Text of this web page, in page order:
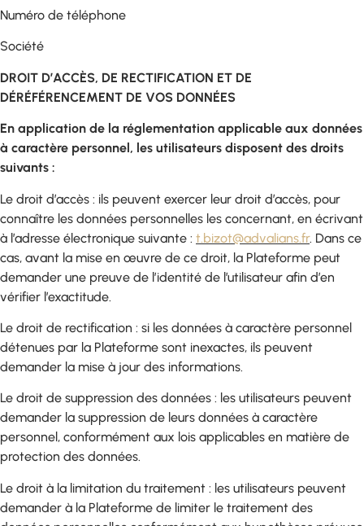
Numéro de téléphone
Société
DROIT D’ACCÈS, DE RECTIFICATION ET DE
DÉRÉFÉRENCEMENT DE VOS DONNÉES
En application de la réglementation applicable aux données
à caractère personnel, les utilisateurs disposent des droits
suivants :
Le droit d’accès : ils peuvent exercer leur droit d’accès, pour
connaître les données personnelles les concernant, en écrivant
à l’adresse électronique suivante : t.bizot@advalians.fr. Dans ce
cas, avant la mise en œuvre de ce droit, la Plateforme peut
demander une preuve de l’identité de l’utilisateur afin d’en
vérifier l’exactitude.
Le droit de rectification : si les données à caractère personnel
détenues par la Plateforme sont inexactes, ils peuvent
demander la mise à jour des informations.
Le droit de suppression des données : les utilisateurs peuvent
demander la suppression de leurs données à caractère
personnel, conformément aux lois applicables en matière de
protection des données.
Le droit à la limitation du traitement : les utilisateurs peuvent
demander à la Plateforme de limiter le traitement des